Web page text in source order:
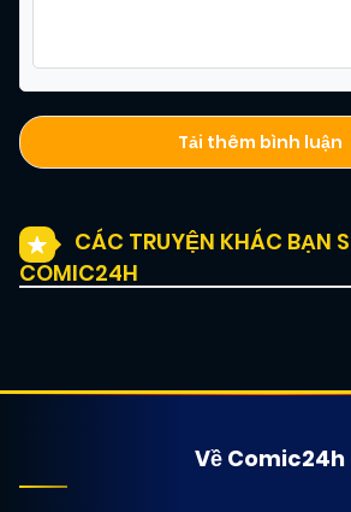
Tải thêm bình luận
CÁC TRUYỆN KHÁC BẠN
COMIC24H
Về Comic24h